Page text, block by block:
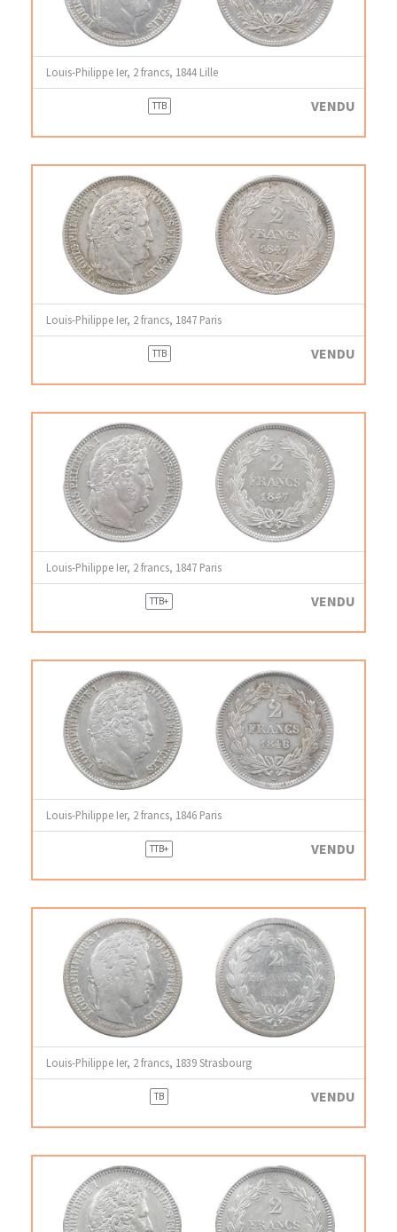
Louis-Philippe Ier, 2 francs, 1844 Lille
TTB VENDU
Louis-Philippe Ier, 2 francs, 1847 Paris
TTB VENDU
Louis-Philippe Ier, 2 francs, 1847 Paris
TTB+ VENDU
Louis-Philippe Ier, 2 francs, 1846 Paris
TTB+ VENDU
Louis-Philippe Ier, 2 francs, 1839 Strasbourg
TB VENDU